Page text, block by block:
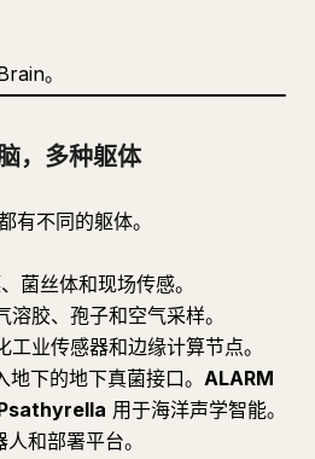
。
，多种躯体
不同的躯体。
菌丝体和现场传感。
溶胶、孢子和空气采样。
工业传感器和边缘计算节点。
地下的地下真菌接口。 ALARM
用于海洋声学智能。
和部署平台。